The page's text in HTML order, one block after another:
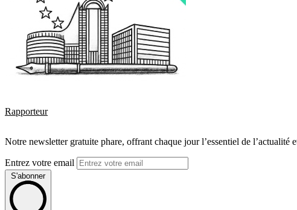
Rapporteur
Notre newsletter gratuite phare, offrant chaque jour l’essentiel de
Entrez votre email
S'abonner